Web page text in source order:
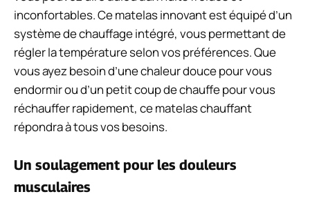
inconfortables. Ce matelas innovant est équipé d’un
système de chauffage intégré, vous permettant de
régler la température selon vos préférences. Que
vous ayez besoin d’une chaleur douce pour vous
endormir ou d’un petit coup de chauffe pour vous
réchauffer rapidement, ce matelas chauffant
répondra à tous vos besoins.
Un soulagement pour les douleurs
musculaires